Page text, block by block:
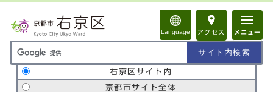
Language アクセス メニュー
サイト内検索の範囲
右京区サイト内
京都市サイト全体